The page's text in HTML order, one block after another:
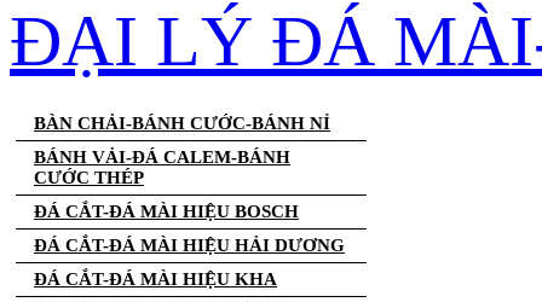
ĐẠI LÝ ĐÁ
BÀN CHẢI-BÁNH CƯỚC-BÁNH NỈ
BÁNH VẢI-ĐÁ CALEM-BÁNH
CƯỚC THÉP
ĐÁ CẮT-ĐÁ MÀI HIỆU BOSCH
ĐÁ CẮT-ĐÁ MÀI HIỆU HẢI DƯƠNG
ĐÁ CẮT-ĐÁ MÀI HIỆU KHA